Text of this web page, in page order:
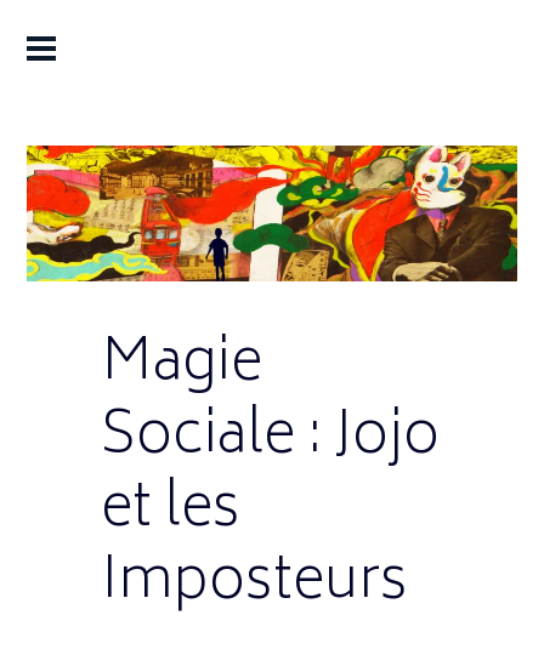
Magie
Sociale : Jojo
et les
Imposteurs